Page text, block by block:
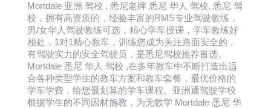
Mortdale 亚洲 驾校 , 悉尼老牌 悉尼 华人 驾校, 悉尼 驾
校，拥有高资质的，经验丰富的RMS专业驾驶教练，
男/女华人驾驶教练可选，精心学车授课，学车教练好
相处，1对1精心教车，训练您成为关注路面安全的，
有驾驶实力的安全驾驶员，是悉尼驾校推荐首选。
Mortdale 悉尼 华人 驾校 ,在多年教车中不断打造出适
合各种类型学生的教车方案和教车套餐，最优价格的
学车学费，给您最划算的学车课程。亚洲通驾驶学校
根据学生的不同因材施教，为无数学 Mortdale 悉尼 华